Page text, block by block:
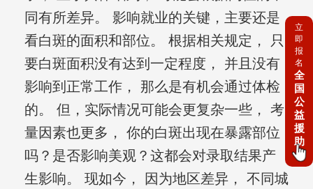
同有所差异。 影响就业的关键，主要还是
看白斑的面积和部位。 根据相关规定， 只
要白斑面积没有达到一定程度， 并且没有
影响到正常工作， 那么是有机会通过体检
的。 但，实际情况可能会更复杂一些， 考
量因素也更多， 你的白斑出现在暴露部位
吗？是否影响美观？这都会对录取结果产
生影响。 现如今， 因为地区差异， 不同城
立
即
报
名
全
国
公
益
援
助